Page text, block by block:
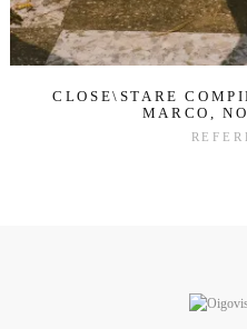
CLOSE\STARE
MARCO,